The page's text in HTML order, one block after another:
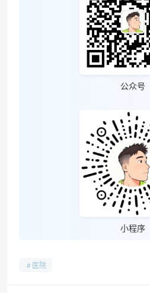
公众号
小程序
医院